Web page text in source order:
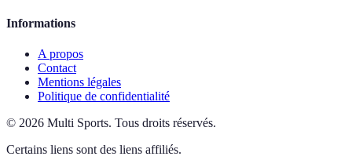
Informations
A propos
Contact
Mentions légales
Politique de confidentialité
© 2026 Multi Sports. Tous droits réservés.
Certains liens sont des liens affiliés.